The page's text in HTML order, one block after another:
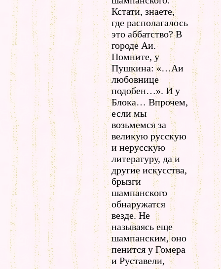
Кстати, знаете,
где располагалось
это аббатство? В
городе Аи.
Помните, у
Пушкина: «…Аи
любовнице
подобен…». И у
Блока… Впрочем,
если мы
возьмемся за
великую русскую
и нерусскую
литературу, да и
другие искусства,
брызги
шампанского
обнаружатся
везде. Не
называясь еще
шампанским, оно
пенится у Гомера
и Руставели,